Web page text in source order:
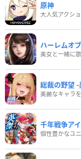
原神
大人気アクシ
ハーレムオ
美女と一緒に
総裁の野望
美麗なキャラ
千年戦争ア
個性豊かなユ